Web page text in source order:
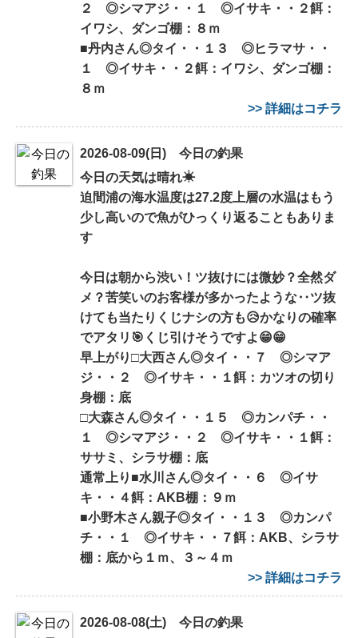
２ ◎シマアジ・・１ ◎イサキ・・２餌：
イワシ、ダンゴ棚：８ｍ
■丹内さん◎タイ・・１３ ◎ヒラマサ・・
１ ◎イサキ・・２餌：イワシ、ダンゴ棚：
８ｍ
>> 詳細はコチラ
2026-08-09(日) 今日の釣果
今日の天気は晴れ☀
迫間浦の海水温度は27.2度上層の水温はもう
少し高いので魚がひっくり返ることもありま
す
今日は朝から渋い！ツ抜けには微妙？全然ダ
メ？苦笑いのお客様が多かったような‥ツ抜
けても当たりくじナシの方も😥かなりの確率
でアタリ🎯くじ引けそうですよ😁😁
早上がり□大西さん◎タイ・・７ ◎シマア
ジ・・２ ◎イサキ・・１餌：カツオの切り
身棚：底
□大森さん◎タイ・・１５ ◎カンパチ・・
１ ◎シマアジ・・２ ◎イサキ・・１餌：
ササミ、シラサ棚：底
通常上り■水川さん◎タイ・・６ ◎イサ
キ・・４餌：AKB棚：９ｍ
■小野木さん親子◎タイ・・１３ ◎カンパ
チ・・１ ◎イサキ・・７餌：AKB、シラサ
棚：底から１ｍ、３～４ｍ
>> 詳細はコチラ
2026-08-08(土) 今日の釣果